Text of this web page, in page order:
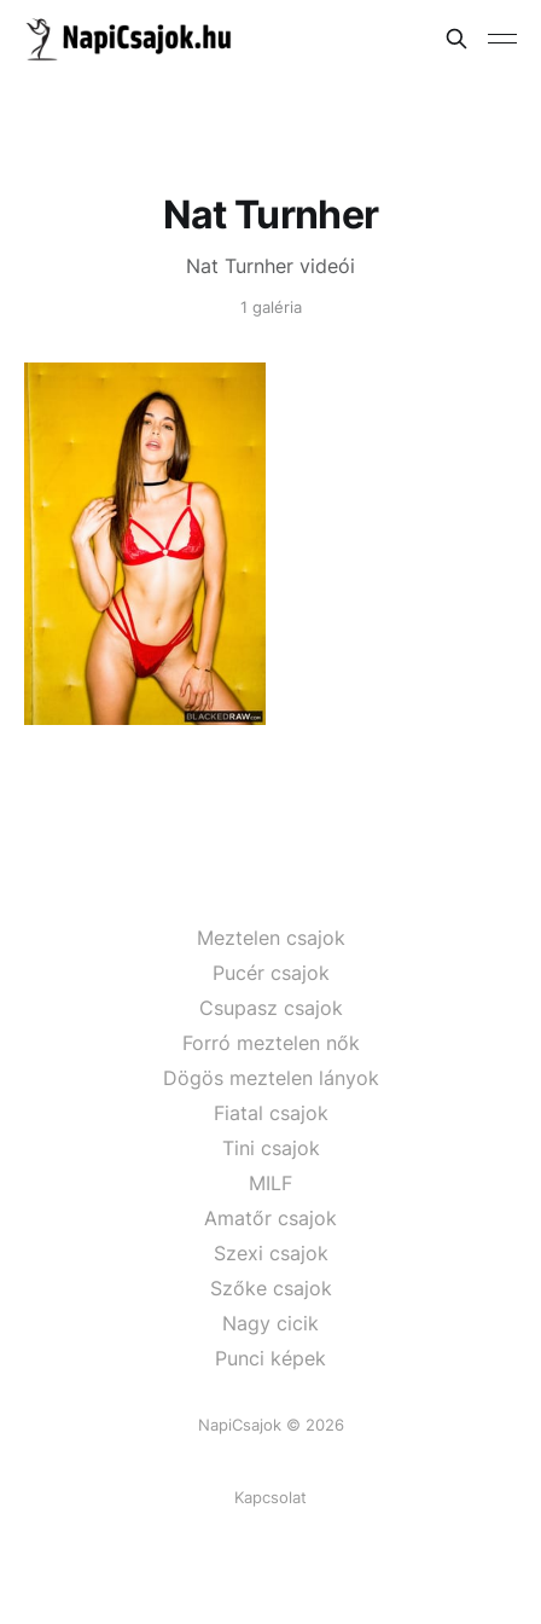
Nat Turnher
Nat Turnher videói
1 galéria
Meztelen csajok
Pucér csajok
Csupasz csajok
Forró meztelen nők
Dögös meztelen lányok
Fiatal csajok
Tini csajok
MILF
Amatőr csajok
Szexi csajok
Szőke csajok
Nagy cicik
Punci képek
NapiCsajok © 2026
Kapcsolat